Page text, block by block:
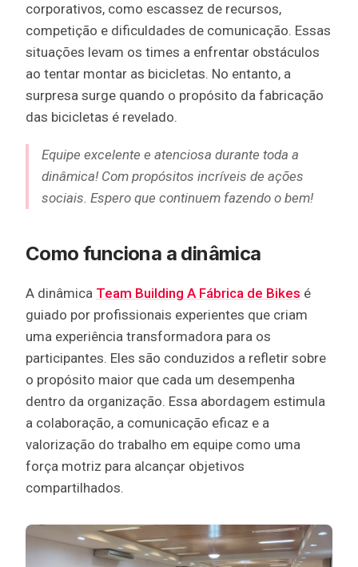
corporativos, como escassez de recursos,
competição e dificuldades de comunicação. Essas
situações levam os times a enfrentar obstáculos
ao tentar montar as bicicletas. No entanto, a
surpresa surge quando o propósito da fabricação
das bicicletas é revelado.
Equipe excelente e atenciosa durante toda a
dinâmica! Com propósitos incríveis de ações
sociais. Espero que continuem fazendo o bem!
Como funciona a dinâmica
A dinâmica Team Building A Fábrica de Bikes é
guiado por profissionais experientes que criam
uma experiência transformadora para os
participantes. Eles são conduzidos a refletir sobre
o propósito maior que cada um desempenha
dentro da organização. Essa abordagem estimula
a colaboração, a comunicação eficaz e a
valorização do trabalho em equipe como uma
força motriz para alcançar objetivos
compartilhados.